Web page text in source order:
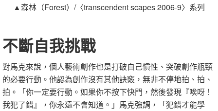
▲森林（Forest）/〈transcendent scapes 2006-9〉系列
不斷自我挑戰
對馬克來說，個人藝術創作也是打破自己慣性、突破創作瓶頸
的必要行動。他認為創作沒有其他訣竅，無非不停地拍、拍、
拍。「你一定要行動。如果你不按下快門，然後發現『唉呀！
我犯了錯』，你永遠不會知道。」馬克強調，「犯錯才能學